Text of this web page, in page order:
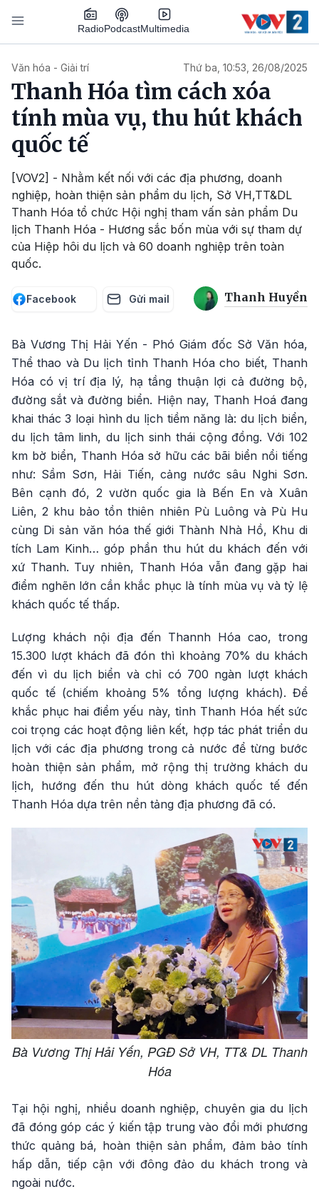
Nhảy đến nội dung
RadioPodcastMultimedia
Văn hóa - Giải trí Thứ ba, 10:53, 26/08/2025
Thanh Hóa tìm cách xóa
tính mùa vụ, thu hút khách
quốc tế
[VOV2] - Nhằm kết nối với các địa phương, doanh
nghiệp, hoàn thiện sản phẩm du lịch, Sở VH,TT&DL
Thanh Hóa tổ chức Hội nghị tham vấn sản phẩm Du
lịch Thanh Hóa - Hương sắc bốn mùa với sự tham dự
của Hiệp hôi du lịch và 60 doanh nghiệp trên toàn
quốc.
Facebook Gửi mail Thanh Huyền
Bà Vương Thị Hải Yến - Phó Giám đốc Sở Văn hóa,
Thể thao và Du lịch tỉnh Thanh Hóa cho biết, Thanh
Hóa có vị trí địa lý, hạ tầng thuận lợi cả đường bộ,
đường sắt và đường biển. Hiện nay, Thanh Hoá đang
khai thác 3 loại hình du lịch tiềm năng là: du lịch biển,
du lịch tâm linh, du lịch sinh thái cộng đồng. Với 102
km bờ biển, Thanh Hóa sở hữu các bãi biển nổi tiếng
như: Sầm Sơn, Hải Tiến, cảng nước sâu Nghi Sơn.
Bên cạnh đó, 2 vườn quốc gia là Bến En và Xuân
Liên, 2 khu bảo tồn thiên nhiên Pù Luông và Pù Hu
cùng Di sản văn hóa thế giới Thành Nhà Hồ, Khu di
tích Lam Kinh… góp phần thu hút du khách đến với
xứ Thanh. Tuy nhiên, Thanh Hóa vẫn đang gặp hai
điểm nghẽn lớn cần khắc phục là tính mùa vụ và tỷ lệ
khách quốc tế thấp.
Lượng khách nội địa đến Thannh Hóa cao, trong
15.300 lượt khách đã đón thì khoảng 70% du khách
đến vì du lịch biển và chỉ có 700 ngàn lượt khách
quốc tế (chiếm khoảng 5% tổng lượng khách). Để
khắc phục hai điểm yếu này, tỉnh Thanh Hóa hết sức
coi trọng các hoạt động liên kết, hợp tác phát triển du
lịch với các địa phương trong cả nước để từng bước
hoàn thiện sản phẩm, mở rộng thị trường khách du
lịch, hướng đến thu hút dòng khách quốc tế đến
Thanh Hóa dựa trên nền tảng địa phương đã có.
Bà Vương Thị Hải Yến, PGĐ Sở VH, TT& DL Thanh
Hóa
Tại hội nghị, nhiều doanh nghiệp, chuyên gia du lịch
đã đóng góp các ý kiến tập trung vào đổi mới phương
thức quảng bá, hoàn thiện sản phẩm, đảm bảo tính
hấp dẫn, tiếp cận với đông đảo du khách trong và
ngoài nước.